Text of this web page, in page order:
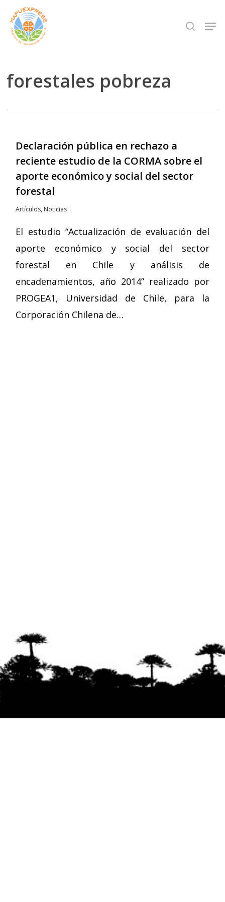
Skip
main
search
forestales pobreza
Declaración pública en rechazo a
reciente estudio de la CORMA sobre el
aporte económico y social del sector
forestal
Artículos, Noticias
El estudio “Actualización de evaluación del
aporte económico y social del sector
forestal en Chile y análisis de
encadenamientos, año 2014” realizado por
PROGEA1, Universidad de Chile, para la
Corporación Chilena de…
Close